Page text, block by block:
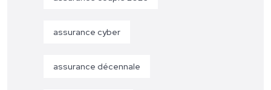
assurance cyber
assurance décennale